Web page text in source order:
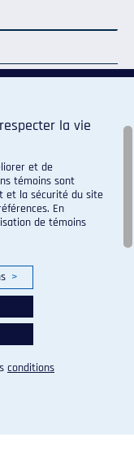
regroupant :
la vie
et de
témoins sont
et la sécurité du site
En
de témoins
>
conditions